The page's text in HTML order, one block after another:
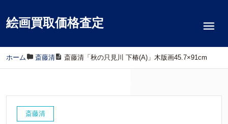
絵画買取価格査定
ホーム / 斎藤清/ 斎藤清「秋の只見川 下椿(A)」木版画45.7×91cm
斎藤清